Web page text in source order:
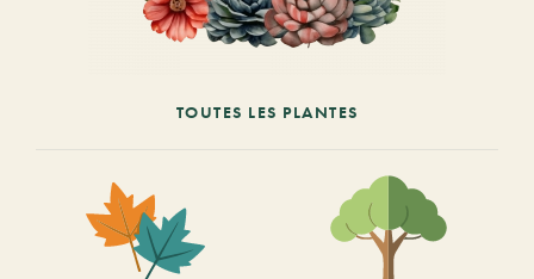
TOUTES LES PLANTES